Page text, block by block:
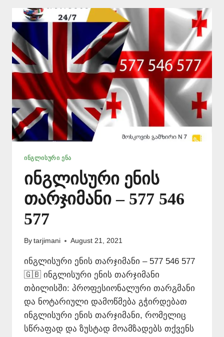
577
546
ᲘᲜᲒᲚᲘᲡᲣᲠᲘ ᲔᲜᲐ
ინგლისური ენის
თარჯიმანი – 577 546
577
By tarjimani August 21, 2021
ინგლისური ენის თარჯიმანი – 577 546 577
🇬🇧 ინგლისური ენის თარჯიმანი
თბილისში: პროფესიონალური თარგმანი
და ნოტარიული დამოწმება გჭირდებათ
ინგლისური ენის თარჯიმანი, რომელიც
სწრაფად და ზუსტად მოამზადებს თქვენს